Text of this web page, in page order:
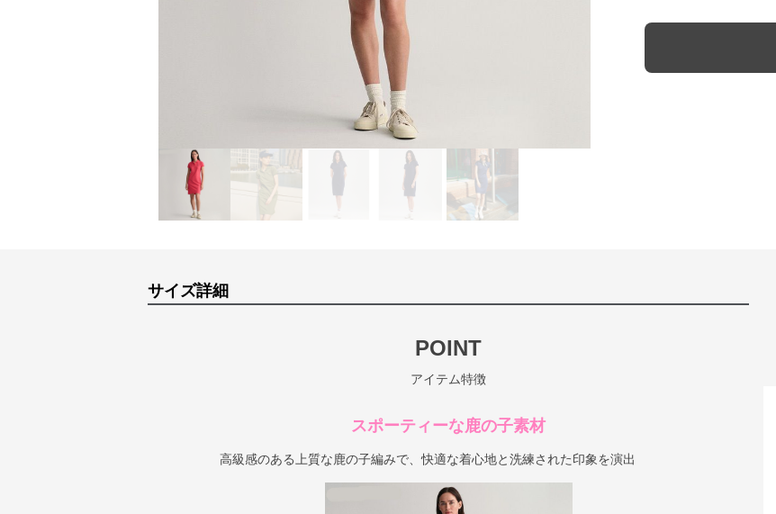
サイズ詳細
POINT
アイテム特徴
スポーティーな鹿の子素材
高級感のある上質な鹿の子編みで、快適な着心地と洗練された印象を演出